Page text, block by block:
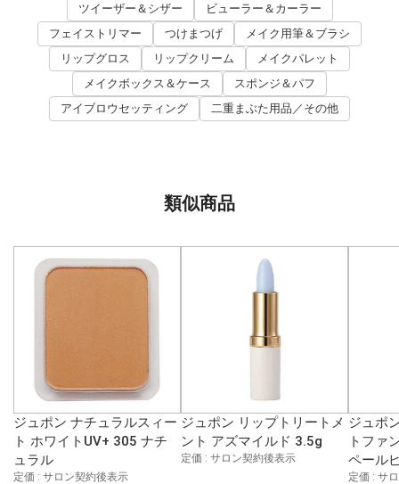
ツイーザー＆シザー
ビューラー＆カーラー
フェイストリマー
つけまつげ
メイク用筆＆ブラシ
リップグロス
リップクリーム
メイクパレット
メイクボックス＆ケース
スポンジ＆パフ
アイブロウセッティング
二重まぶた用品／その他
類似商品
ジュポン ナチュラルスィー
ト ホワイトUV+ 305 ナチ
ュラル
定価 : サロン契約後表示
ジュポン リップトリートメ
ント アズマイルド 3.5g
定価 : サロン契約後表示
ジュポ
トファ
ペール
定価 : サ